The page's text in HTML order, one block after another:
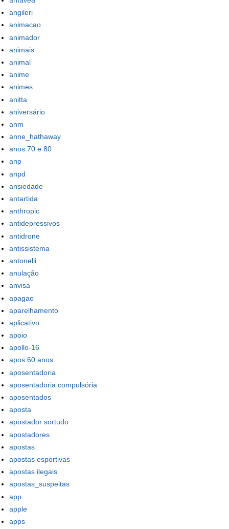
angileri
animacao
animador
animais
animal
anime
animes
anitta
aniversário
anm
anne_hathaway
anos 70 e 80
anp
anpd
ansiedade
antartida
anthropic
antidepressivos
antidrone
antissistema
antonelli
anulação
anvisa
apagao
aparelhamento
aplicativo
apoio
apollo-16
apos 60 anos
aposentadoria
aposentadoria compulsória
aposentados
aposta
apostador sortudo
apostadores
apostas
apostas esportivas
apostas ilegais
apostas_suspeitas
app
apple
apps